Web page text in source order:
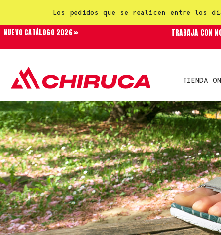
Los pedidos que se realicen entre los
NUEVO CATÁLOGO 2026 » TRABAJA CON
TIENDA